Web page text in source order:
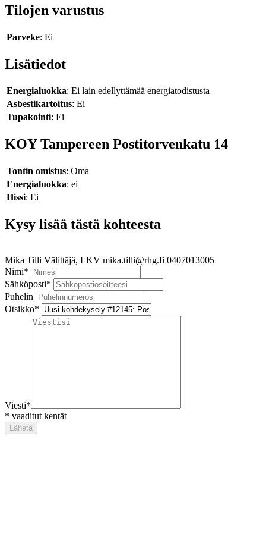
Tilojen varustus
Parveke: Ei
Lisätiedot
Energialuokka: Ei lain edellyttämää energiatodistusta
Asbestikartoitus: Ei
Tupakointi: Ei
KOY Tampereen Postitorvenkatu 14
Tontin omistus: Oma
Energialuokka: ei
Hissi: Ei
Kysy lisää tästä kohteesta
Mika Tilli Välittäjä, LKV mika.tilli@rhg.fi 0407013005
Nimi*
Sähköposti*
Puhelin
Otsikko*
Viesti*
* vaaditut kentät